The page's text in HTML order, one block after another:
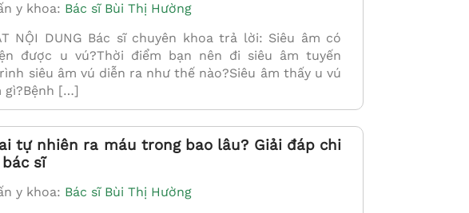
y khoa: Bác sĩ Bùi Thị Hường
NỘI DUNG Bác sĩ chuyên khoa trả lời: Siêu âm có
được u vú?Thời điểm bạn nên đi siêu âm tuyến
siêu âm vú diễn ra như thế nào?Siêu âm thấy u vú
gì?Bệnh […]
tự nhiên ra máu trong bao lâu? Giải đáp chi
sĩ
y khoa: Bác sĩ Bùi Thị Hường